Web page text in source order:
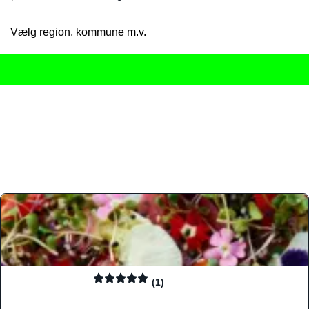
Vælg region, kommune m.v.
(1)